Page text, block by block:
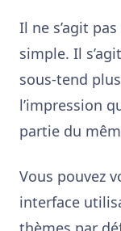
Il ne s’agit
simple. Il
sous-tend
l’impression
partie du
Vous pouvez
interface